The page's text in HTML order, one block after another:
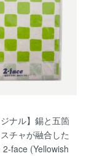
ジナル】錫と五箇
チャが融合した
2-face (Yellowish